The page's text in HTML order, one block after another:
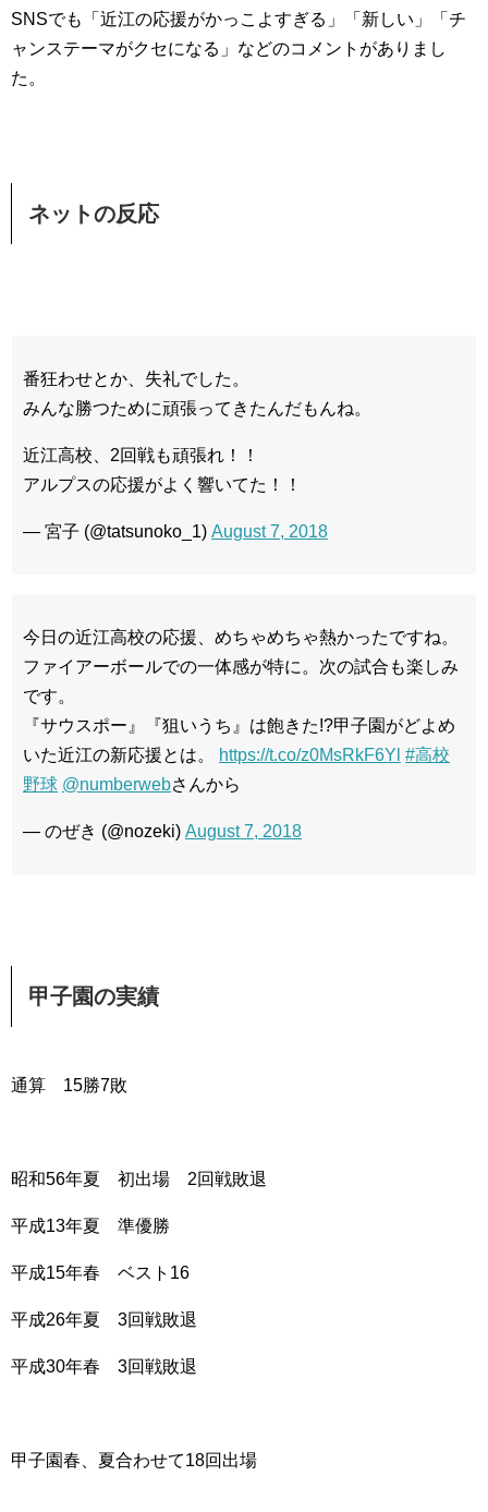
SNSでも「近江の応援がかっこよすぎる」「新しい」「チ
ャンステーマがクセになる」などのコメントがありまし
た。
ネットの反応
番狂わせとか、失礼でした。
みんな勝つために頑張ってきたんだもんね。
近江高校、2回戦も頑張れ！！
アルプスの応援がよく響いてた！！
— 宮子 (@tatsunoko_1) August 7, 2018
今日の近江高校の応援、めちゃめちゃ熱かったですね。
ファイアーボールでの一体感が特に。次の試合も楽しみ
です。
『サウスポー』『狙いうち』は飽きた!?甲子園がどよめ
いた近江の新応援とは。
https://t.co/z0MsRkF6Yl #高校
野球 @numberwebさんから
— のぜき (@nozeki) August 7, 2018
甲子園の実績
通算 15勝7敗
昭和56年夏 初出場 2回戦敗退
平成13年夏 準優勝
平成15年春 ベスト16
平成26年夏 3回戦敗退
平成30年春 3回戦敗退
甲子園春、夏合わせて18回出場